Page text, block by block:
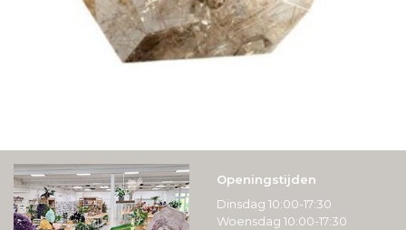
Openingstijden
Dinsdag 10:00-17:30
Woensdag 10:00-17:30